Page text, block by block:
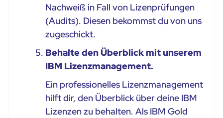
Nachweiß in Fall von Lizenprüfungen
(Audits). Diesen bekommst du von uns
zugeschickt.
Behalte den Überblick mit unserem
IBM Lizenzmanagement.
Ein professionelles Lizenzmanagement
hilft dir, den Überblick über deine IBM
Lizenzen zu behalten. Als IBM Gold